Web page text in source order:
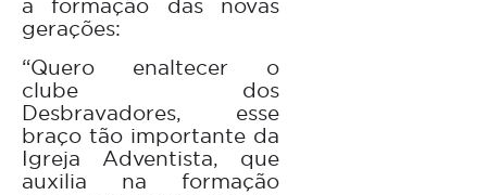
gerações:
“Quero enaltecer o
clube dos
Desbravadores, esse
braço tão importante da
Igreja Adventista, que
auxilia na formação